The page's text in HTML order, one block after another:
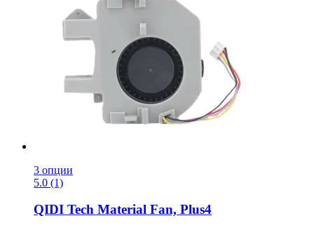
3 опции
5.0 (1)
QIDI Tech Material Fan, Plus4